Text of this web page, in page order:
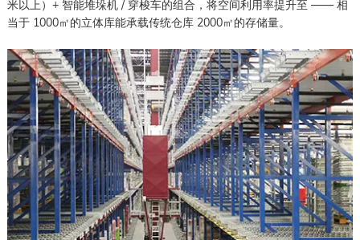
米以上）+ 智能堆垛机 / 穿梭车的组合，将空间利用率提升至 —— 相
当于 1000㎡的立体库能承载传统仓库 2000㎡的存储量。